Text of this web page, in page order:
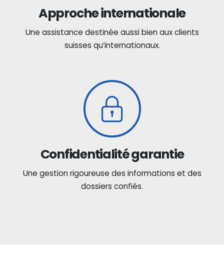
Approche internationale
Une assistance destinée aussi bien aux clients
suisses qu’internationaux.
Confidentialité garantie
Une gestion rigoureuse des informations et des
dossiers confiés.